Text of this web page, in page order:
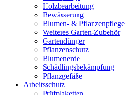
Holzbearbeitung
Bewässerung
Blumen- & Pflanzenpflege
Weiteres Garten-Zubehör
Gartendünger
Pflanzenschutz
Blumenerde
Schädlingsbekämpfung
Pflanzgefäße
Arbeitsschutz
Prüfplaketten